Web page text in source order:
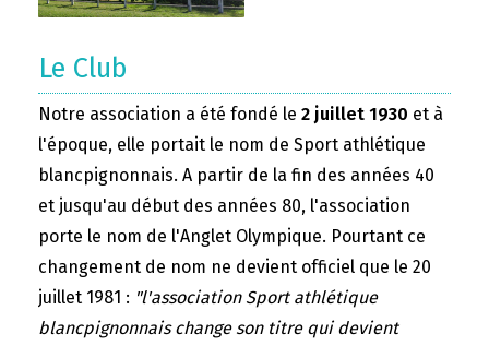
Le Club
Notre association a été fondé le 2 juillet 1930 et à
l'époque, elle portait le nom de Sport athlétique
blancpignonnais. A partir de la fin des années 40
et jusqu'au début des années 80, l'association
porte le nom de l'Anglet Olympique. Pourtant ce
changement de nom ne devient officiel que le 20
juillet 1981 : "l'association Sport athlétique
blancpignonnais change son titre qui devient